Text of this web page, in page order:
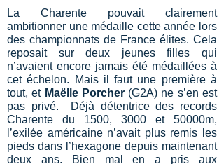
La Charente pouvait clairement
ambitionner une médaille cette année lors
des championnats de France élites. Cela
reposait sur deux jeunes filles qui
n’avaient encore jamais été médaillées à
cet échelon. Mais il faut une première à
tout, et Maëlle Porcher (G2A) ne s’en est
pas privé. Déjà détentrice des records
Charente du 1500, 3000 et 50000m,
l’exilée américaine n’avait plus remis les
pieds dans l’hexagone depuis maintenant
deux ans. Bien mal en a pris aux